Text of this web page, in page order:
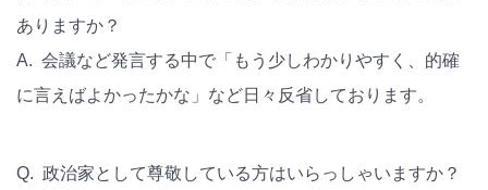
ありますか？
A. 会議など発言する中で「もう少しわかりやすく、的確
に言えばよかったかな」など日々反省しております。
Q. 政治家として尊敬している方はいらっしゃいますか？